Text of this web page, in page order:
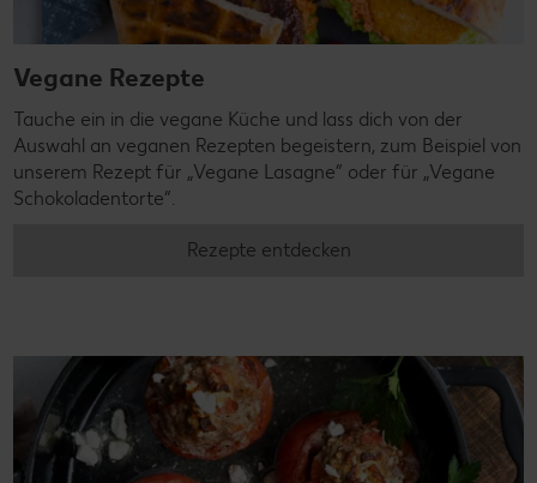
Vegane Rezepte
Tauche ein in die vegane Küche und lass dich von der
Auswahl an veganen Rezepten begeistern, zum Beispiel von
unserem Rezept für „Vegane Lasagne“ oder für „Vegane
Schokoladentorte“.
Rezepte entdecken